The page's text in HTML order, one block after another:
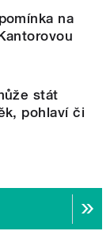
na
stát
pohlaví či